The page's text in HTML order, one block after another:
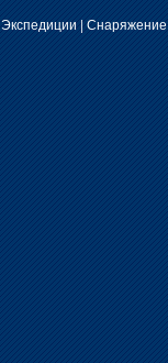
Экспедиции | Снаряжение